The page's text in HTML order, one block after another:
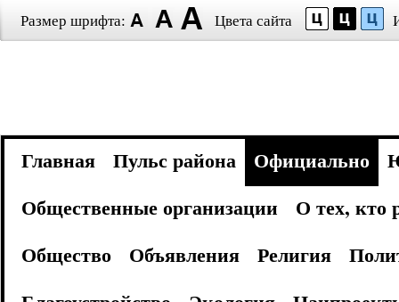
Размер шрифта: Цвета сайта
Главная Пульс района Официально
Общественные организации
О тех, кто
Общество
Объявления Религия